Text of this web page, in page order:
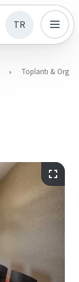
TR
Toplantı & Org